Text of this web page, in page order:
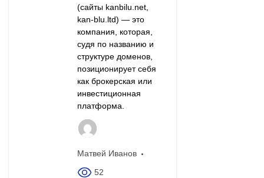
(сайты kanbilu.net,
kan-blu.ltd) — это
компания, которая,
судя по названию и
структуре доменов,
позиционирует себя
как брокерская или
инвестиционная
платформа.
Матвей Иванов
52